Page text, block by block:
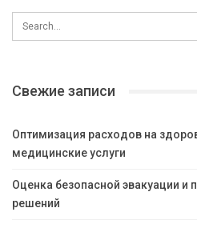
Свежие записи
Оптимизация расходов на
медицинские услуги
Оценка безопасной эвакуации и
решений